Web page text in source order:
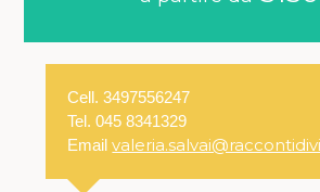
Cell. 3497556247
Tel. 045 8341329
Email